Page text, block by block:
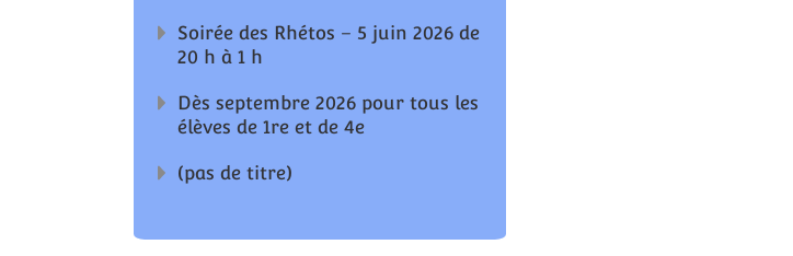
Soirée des Rhétos – 5 juin 2026 de
20 h à 1 h
Dès septembre 2026 pour tous les
élèves de 1re et de 4e
(pas de titre)